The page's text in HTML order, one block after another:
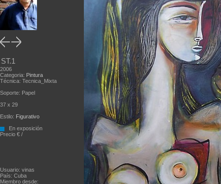
ST.1
2006
Categoria: Pintura
Técnica: Tecnica_Mixta
Soporte: Papel
37 x 29
Estilo: Figurativo
En exposición
Precio € /
Usuario: vinas
País: Cuba
Miembro desde: